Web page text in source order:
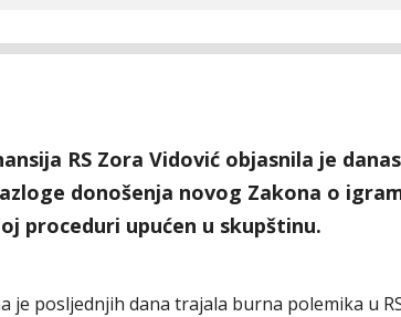
RS Zora Vidović objasnila je
donošenja novog Zakona o
proceduri upućen u skupštinu.
je posljednjih dana trajala burna polemika u